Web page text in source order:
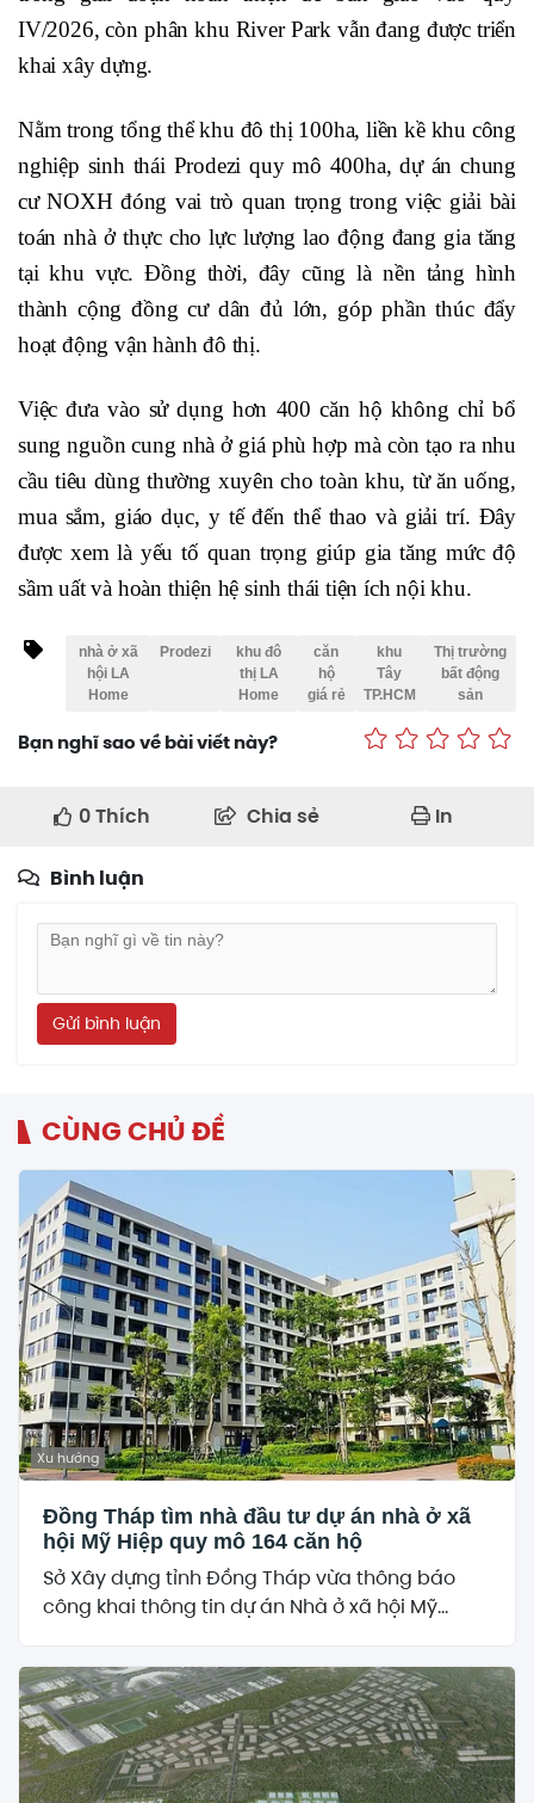
IV/2026, còn phân khu River Park vẫn đang được triển
khai xây dựng.
Nằm trong tổng thể khu đô thị 100ha, liền kề khu công
nghiệp sinh thái Prodezi quy mô 400ha, dự án chung
cư NOXH đóng vai trò quan trọng trong việc giải bài
toán nhà ở thực cho lực lượng lao động đang gia tăng
tại khu vực. Đồng thời, đây cũng là nền tảng hình
thành cộng đồng cư dân đủ lớn, góp phần thúc đẩy
hoạt động vận hành đô thị.
Việc đưa vào sử dụng hơn 400 căn hộ không chỉ bổ
sung nguồn cung nhà ở giá phù hợp mà còn tạo ra nhu
cầu tiêu dùng thường xuyên cho toàn khu, từ ăn uống,
mua sắm, giáo dục, y tế đến thể thao và giải trí. Đây
được xem là yếu tố quan trọng giúp gia tăng mức độ
sầm uất và hoàn thiện hệ sinh thái tiện ích nội khu.
nhà ở xã
hội LA
Home
Prodezi
khu đô
thị LA
Home
căn
hộ
giá rẻ
khu
Tây
TP.HCM
Thị trường
bất động
sản
Bạn nghĩ sao về bài viết này?
0Thích Chia sẻ In
Bình luận
Gửi bình luận
CÙNG CHỦ ĐỀ
Xu hướng
Đồng Tháp tìm nhà đầu tư dự án nhà ở xã
hội Mỹ Hiệp quy mô 164 căn hộ
Sở Xây dựng tỉnh Đồng Tháp vừa thông báo
công khai thông tin dự án Nhà ở xã hội Mỹ...